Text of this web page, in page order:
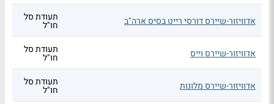
אדוויזור-שיירס דורסי רייט בסיס ארה"ב תעודת סל
חו"ל
אדוויזור-שיירס וייס תעודת סל
חו"ל
אדוויזור-שיירס מלונות תעודת סל
חו"ל